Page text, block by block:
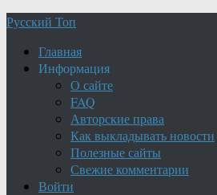
Русский Топ
Главная
Информация
О сайте
FAQ
Авторские права
Как выкладывать новости
Полезные сайты
Свежие комментарии
Войти